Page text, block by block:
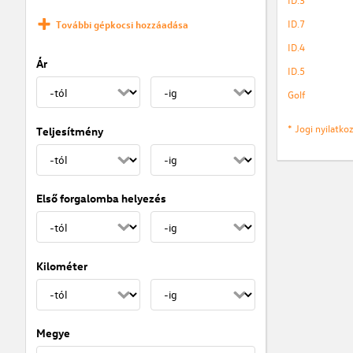
További gépkocsi hozzáadása
Ár
Teljesítmény
Első forgalomba helyezés
Kilométer
Megye
ID.7
ID.4
ID.5
Golf
* Jogi